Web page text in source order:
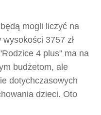
mogli liczyć na
3757 zł
4 plus" ma na
budżetom, ale
dotychczasowych
dzieci. Oto